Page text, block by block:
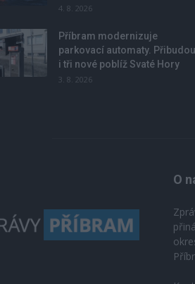
4. 8. 2026
Příbram modernizuje
parkovací automaty. Přibudou
i tři nové poblíž Svaté Hory
3. 8. 2026
O